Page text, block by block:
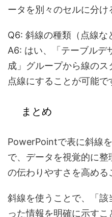
ータを別々のセルに分け
Q6: 斜線の種類（点線な
A6: はい、「テーブルデ
成」グループから線のス
点線にすることが可能で
まとめ
PowerPointで表に斜線
で、データを視覚的に
の伝わりやすさを高める
斜線を使うことで、「
った情報を明確に示す